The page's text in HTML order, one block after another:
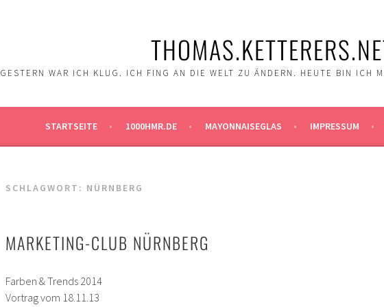
GESTERN WAR ICH KLUG. ICH FING AN DIE WELT ZU ÄNDERN. HEUTE BIN ICH
STARTSEITE 1000HMR.DE MAYONNAISEGLAS IMPRESSUM
SCHLAGWORT: NÜRNBERG
MARKETING-CLUB NÜRNBERG
Farben & Trends 2014
Vortrag vom 18.11.13